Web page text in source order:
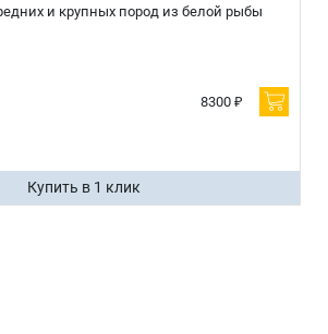
и крупных пород из белой рыбы
8300 ₽
Купить в 1 клик